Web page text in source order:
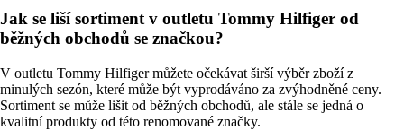
Jak se liší sortiment v outletu Tommy Hilfiger od
běžných obchodů se značkou?
V outletu Tommy Hilfiger můžete očekávat širší výběr zboží z
minulých sezón, které může být vyprodáváno za zvýhodněné ceny.
Sortiment se může lišit od běžných obchodů, ale stále se jedná o
kvalitní produkty od této renomované značky.